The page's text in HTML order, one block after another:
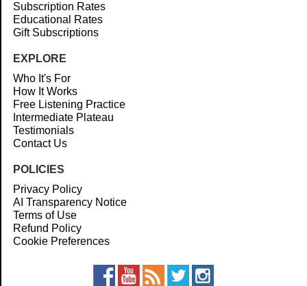
Subscription Rates
Educational Rates
Gift Subscriptions
EXPLORE
Who It's For
How It Works
Free Listening Practice
Intermediate Plateau
Testimonials
Contact Us
POLICIES
Privacy Policy
AI Transparency Notice
Terms of Use
Refund Policy
Cookie Preferences